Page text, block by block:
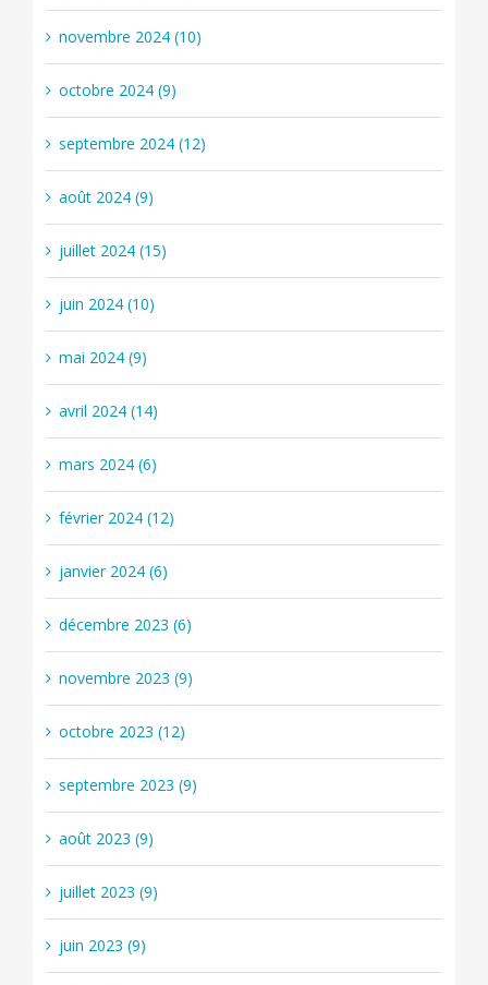
novembre 2024 (10)
octobre 2024 (9)
septembre 2024 (12)
août 2024 (9)
juillet 2024 (15)
juin 2024 (10)
mai 2024 (9)
avril 2024 (14)
mars 2024 (6)
février 2024 (12)
janvier 2024 (6)
décembre 2023 (6)
novembre 2023 (9)
octobre 2023 (12)
septembre 2023 (9)
août 2023 (9)
juillet 2023 (9)
juin 2023 (9)